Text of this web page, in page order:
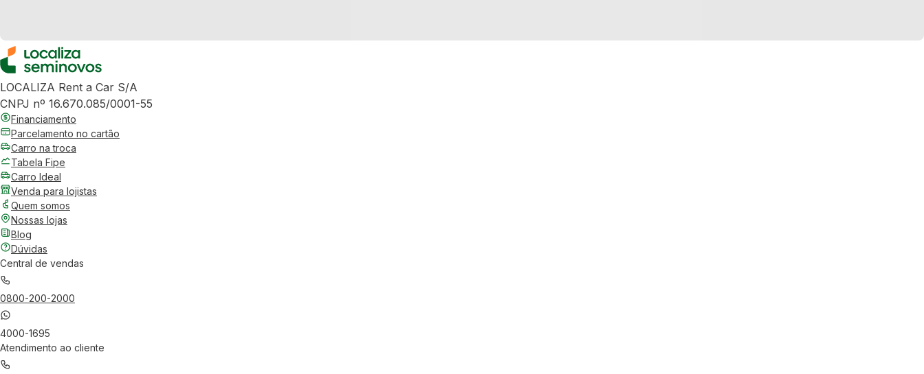
LOCALIZA Rent a Car S/A
CNPJ nº 16.670.085/0001-55
Financiamento
Parcelamento no cartão
Carro na troca
Tabela Fipe
Carro Ideal
Venda para lojistas
Quem somos
Nossas lojas
Blog
Dúvidas
Central de vendas
0800-200-2000
4000-1695
Atendimento ao cliente